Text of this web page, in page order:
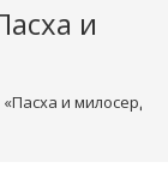
и
«Пасха и